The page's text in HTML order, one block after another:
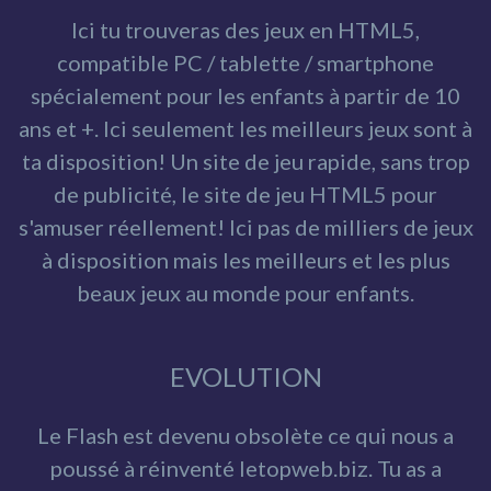
Ici tu trouveras des jeux en HTML5,
compatible PC / tablette / smartphone
spécialement pour les enfants à partir de 10
ans et +. Ici seulement les meilleurs jeux sont à
ta disposition! Un site de jeu rapide, sans trop
de publicité, le site de jeu HTML5 pour
s'amuser réellement! Ici pas de milliers de jeux
à disposition mais les meilleurs et les plus
beaux jeux au monde pour enfants.
EVOLUTION
Le Flash est devenu obsolète ce qui nous a
poussé à réinventé letopweb.biz. Tu as a